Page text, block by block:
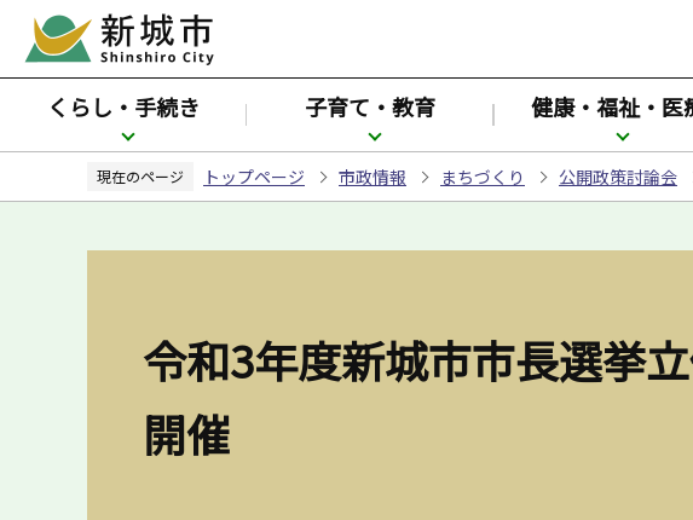
ペ
ジ
先
くらし・手続き 子育て・教育 健康・福祉・医
現在のページ トップページ 市政情報 まちづくり 公開政策討論会
令和3年度新城市市長選挙
開催